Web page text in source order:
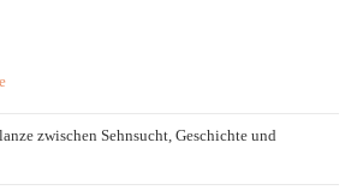
zwischen Sehnsucht, Geschichte und